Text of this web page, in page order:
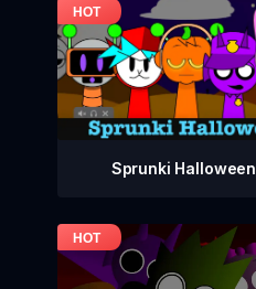
Sprunki Halloween